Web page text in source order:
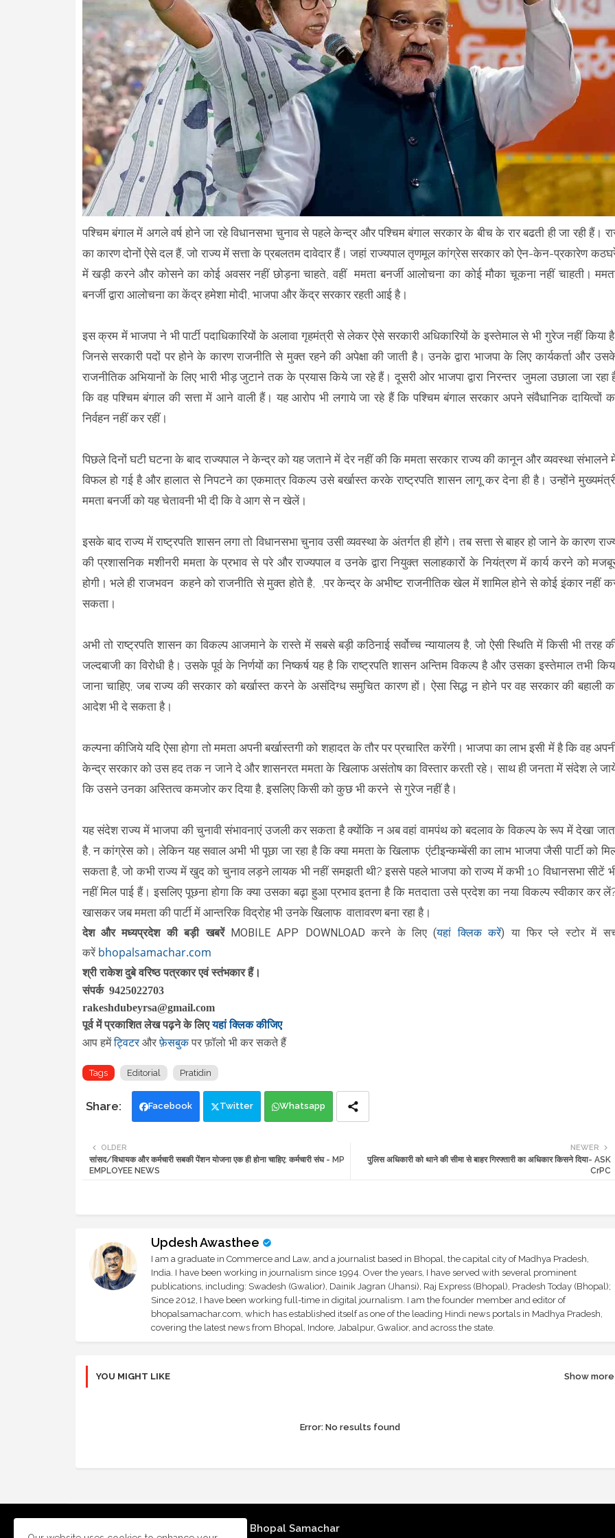
पश्चिम बंगाल में अगले वर्ष होने जा रहे विधानसभा चुनाव से पहले केन्द्र और पश्चिम बंगाल सरकार के बीच के रार बढती ही जा रही हैं।
का कारण दोनों ऐसे दल हैं, जो राज्य में सत्ता के प्रबलतम दावेदार हैं। जहां राज्यपाल तृणमूल कांग्रेस सरकार को ऐन-केन-प्रकारेण
में खड़ी करने और कोसने का कोई अवसर नहीं छोड़ना चाहते, वहीं ममता बनर्जी आलोचना का कोई मौका चूकना नहीं चाहती।
बनर्जी द्वारा आलोचना का केंद्र हमेशा मोदी, भाजपा और केंद्र सरकार रहती आई है।
इस क्रम में भाजपा ने भी पार्टी पदाधिकारियों के अलावा गृहमंत्री से लेकर ऐसे सरकारी अधिकारियों के इस्तेमाल से भी गुरेज नहीं किया
जिनसे सरकारी पदों पर होने के कारण राजनीति से मुक्त रहने की अपेक्षा की जाती है। उनके द्वारा भाजपा के लिए कार्यकर्ता और
राजनीतिक अभियानों के लिए भारी भीड़ जुटाने तक के प्रयास किये जा रहे हैं। दूसरी ओर भाजपा द्वारा निरन्तर जुमला उछाला जा रहा
कि वह पश्चिम बंगाल की सत्ता में आने वाली हैं। यह आरोप भी लगाये जा रहे हैं कि पश्चिम बंगाल सरकार अपने संवैधानिक दायित्वों
निर्वहन नहीं कर रहीं।
पिछले दिनों घटी घटना के बाद राज्यपाल ने केन्द्र को यह जताने में देर नहीं की कि ममता सरकार राज्य की कानून और व्यवस्था संभालने
विफल हो गई है और हालात से निपटने का एकमात्र विकल्प उसे बर्खास्त करके राष्ट्रपति शासन लागू कर देना ही है। उन्होंने
ममता बनर्जी को यह चेतावनी भी दी कि वे आग से न खेलें।
इसके बाद राज्य में राष्ट्रपति शासन लगा तो विधानसभा चुनाव उसी व्यवस्था के अंतर्गत ही होंगे। तब सत्ता से बाहर हो जाने के कारण
की प्रशासनिक मशीनरी ममता के प्रभाव से परे और राज्यपाल व उनके द्वारा नियुक्त सलाहकारों के नियंत्रण में कार्य करने को
होगी। भले ही राजभवन कहने को राजनीति से मुक्त होते है, ,पर केन्द्र के अभीष्ट राजनीतिक खेल में शामिल होने से कोई इंकार नहीं
सकता।
अभी तो राष्ट्रपति शासन का विकल्प आजमाने के रास्ते में सबसे बड़ी कठिनाई सर्वोच्च न्यायालय है, जो ऐसी स्थिति में किसी भी तरह
जल्दबाजी का विरोधी है। उसके पूर्व के निर्णयों का निष्कर्ष यह है कि राष्ट्रपति शासन अन्तिम विकल्प है और उसका इस्तेमाल तभी
जाना चाहिए, जब राज्य की सरकार को बर्खास्त करने के असंदिग्ध समुचित कारण हों। ऐसा सिद्ध न होने पर वह सरकार की बहाली
आदेश भी दे सकता है।
कल्पना कीजिये यदि ऐसा होगा तो ममता अपनी बर्खास्तगी को शहादत के तौर पर प्रचारित करेंगी। भाजपा का लाभ इसी में है कि वह
केन्द्र सरकार को उस हद तक न जाने दे और शासनरत ममता के खिलाफ असंतोष का विस्तार करती रहे। साथ ही जनता में संदेश ले
कि उसने उनका अस्तित्व कमजोर कर दिया है, इसलिए किसी को कुछ भी करने से गुरेज नहीं है।
यह संदेश राज्य में भाजपा की चुनावी संभावनाएं उजली कर सकता है क्योंकि न अब वहां वामपंथ को बदलाव के विकल्प के रूप में देखा
है, न कांग्रेस को। लेकिन यह सवाल अभी भी पूछा जा रहा है कि क्या ममता के खिलाफ एंटीइन्कम्बेंसी का लाभ भाजपा जैसी पार्टी को
सकता है, जो कभी राज्य में खुद को चुनाव लड़ने लायक भी नहीं समझती थी? इससे पहले भाजपा को राज्य में कभी 10 विधानसभा सीटें
नहीं मिल पाई हैं। इसलिए पूछना होगा कि क्या उसका बढ़ा हुआ प्रभाव इतना है कि मतदाता उसे प्रदेश का नया विकल्प स्वीकार कर
खासकर जब ममता की पार्टी में आन्तरिक विद्रोह भी उनके खिलाफ वातावरण बना रहा है।
देश और मध्यप्रदेश की बड़ी खबरें MOBILE APP DOWNLOAD करने के लिए(यहां क्लिक करें) या फिरप्ले स्टोर में
करें bhopalsamachar.com
श्री राकेश दुबे वरिष्ठ पत्रकार एवं स्तंभकार हैं।
संपर्क 9425022703
rakeshdubeyrsa@gmail.com
पूर्व में प्रकाशित लेख पढ़ने के लिएयहां क्लिक कीजिए
आप हमेंट्विटरऔरफ़ेसबुकपर फ़ॉलो भी कर सकते हैं
Tags Editorial Pratidin
Facebook Twitter Whatsapp
NEWER
पुलिस अधिकारी को थाने की सीमा से बाहर गिरफ्तारी का अधिकार किसने दिया- ASK
CrPC
OLDER
सांसद/विधायक और कर्मचारी सबकी पेंशन योजना एक ही होना चाहिए: कर्मचारी संघ - MP
EMPLOYEE NEWS
Updesh Awasthee
I am a graduate in Commerce and Law, and a journalist based in Bhopal, the capital city of Madhya Pradesh,
India. I have been working in journalism since 1994. Over the years, I have served with several prominent
publications, including: Swadesh (Gwalior), Dainik Jagran (Jhansi), Raj Express (Bhopal), Pradesh Today (Bhopal);
Since 2012, I have been working full-time in digital journalism. I am the founder member and editor of
bhopalsamachar.com, which has established itself as one of the leading Hindi news portals in Madhya Pradesh,
covering the latest news from Bhopal, Indore, Jabalpur, Gwalior, and across the state.
YOU MIGHT LIKE Show more
Error:No results found
Bhopal Samachar